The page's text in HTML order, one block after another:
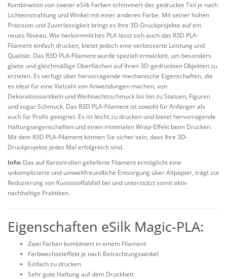
Kombination von zweier eSilk Farben schimmert das gedruckte Teil je nach
Lichteinstrahlung und Winkel mit einer anderen Farbe. Mit seiner hohen
Präzision und Zuverlässigkeit bringt es Ihre 3D-Druckprojekte auf ein
neues Niveau. Wie herkömmliches PLA lässt sich auch das R3D PLA-
Filament einfach drucken, bietet jedoch eine verbesserte Leistung und
Qualität. Das R3D PLA-Filament wurde speziell entwickelt, um besonders
glatte und gleichmäßige Oberflächen auf Ihren 3D-gedruckten Objekten zu
erzielen. Es verfügt über hervorragende mechanische Eigenschaften, die
es ideal für eine Vielzahl von Anwendungen machen, von
Dekorationsartikeln und Weihnachtsschmuck bis hin zu Statuen, Figuren
und sogar Schmuck. Das R3D PLA-Filament ist sowohl für Anfänger als
auch für Profis geeignet. Es ist leicht zu drucken und bietet hervorragende
Haftungseigenschaften und einen minimalen Wrap-Effekt beim Drucken.
Mit dem R3D PLA-Filament können Sie sicher sein, dass Ihre 3D-
Druckprojekte jedes Mal erfolgreich sind.
Info: Das auf Kartonrollen gelieferte Filament ermöglicht eine
unkomplizierte und umweltfreundliche Entsorgung über Altpapier, trägt zur
Reduzierung von Kunststoffabfall bei und unterstützt somit aktiv
nachhaltige Praktiken.
Eigenschaften eSilk Magic-PLA:
Zwei Farben kombiniert in einem Filament
Farbwechseleffekt je nach Betrachtungswinkel
Einfach zu drucken
Sehr gute Haftung auf dem Druckbett